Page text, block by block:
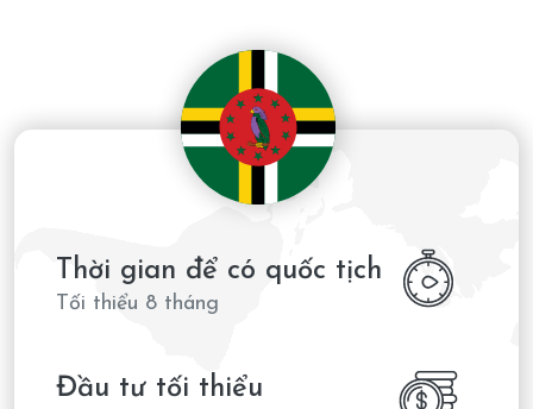
Thời gian để có quốc tịch
Tối thiểu 8 tháng
Đầu tư tối thiểu